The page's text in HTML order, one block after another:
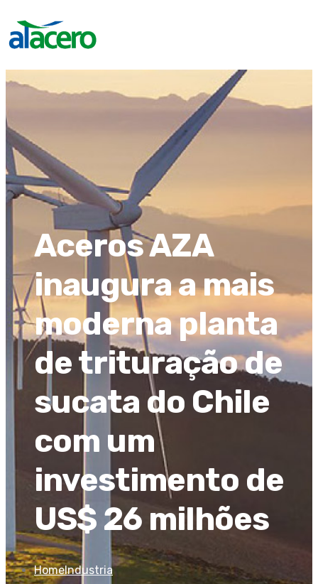
Aceros AZA
inaugura a mais
moderna planta
de trituração de
sucata do Chile
com um
investimento de
US$ 26 milhões
HomeIndustria